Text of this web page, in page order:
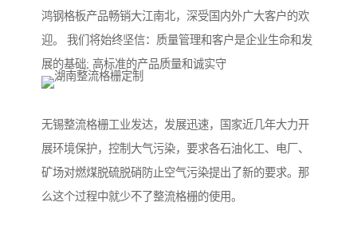
鸿钢格板产品畅销大江南北，深受国内外广大客户的欢
迎。 我们将始终坚信：质量管理和客户是企业生命和发
展的基础; 高标准的产品质量和诚实守
无锡整流格栅工业发达，发展迅速，国家近几年大力开
展环境保护，控制大气污染，要求各石油化工、电厂、
矿场对燃煤脱硫脱硝防止空气污染提出了新的要求。那
么这个过程中就少不了整流格栅的使用。